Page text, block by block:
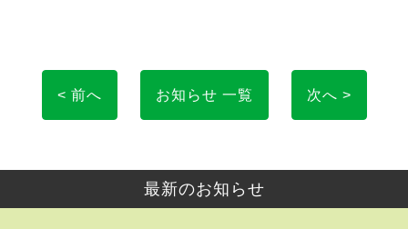
< 前へ お知らせ 一覧 次へ >
最新のお知らせ